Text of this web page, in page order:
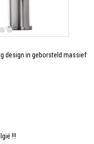
design in geborsteld massief
!!!